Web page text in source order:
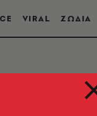
VIRAL ΖΩΔΙΑ